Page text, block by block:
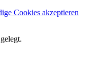
Cookies akzeptieren